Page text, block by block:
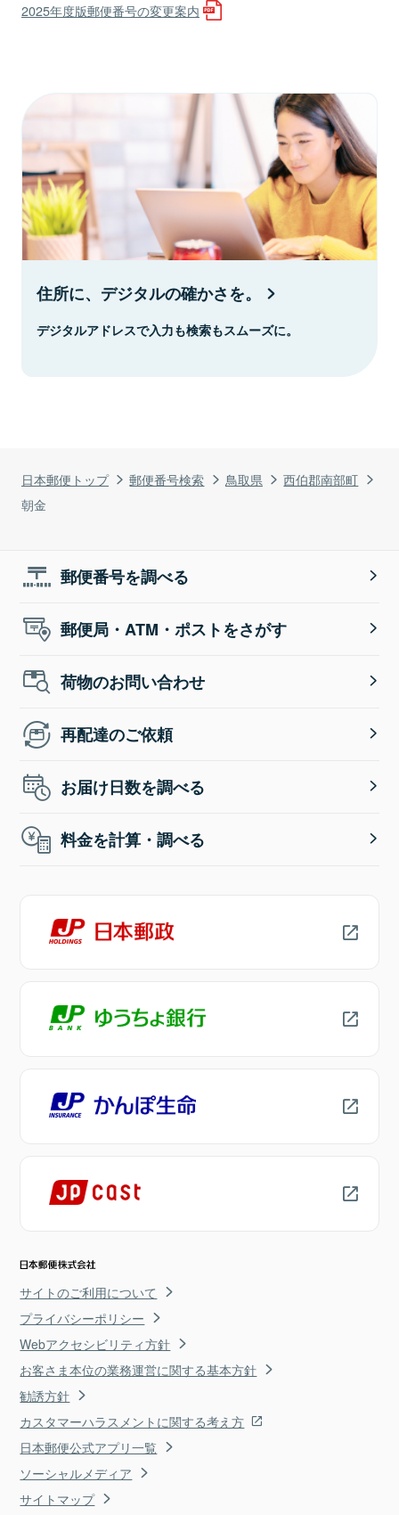
日本郵便トップ 郵便番号検索 鳥取県
西伯郡南部町
朝金
2025年度版郵便番号の変更案内
住所に、デジタルの確かさを。
デジタルアドレスで入力も検索もスムーズに。
郵便番号を調べる
郵便局・ATM・ポストをさがす
荷物のお問い合わせ
再配達のご依頼
お届け日数を調べる
料金を計算・調べる
サイトのご利用について
プライバシーポリシー
Webアクセシビリティ方針
お客さま本位の業務運営に関する基本方針
勧誘方針
カスタマーハラスメントに関する考え方
日本郵便公式アプリ一覧
ソーシャルメディア
サイトマップ